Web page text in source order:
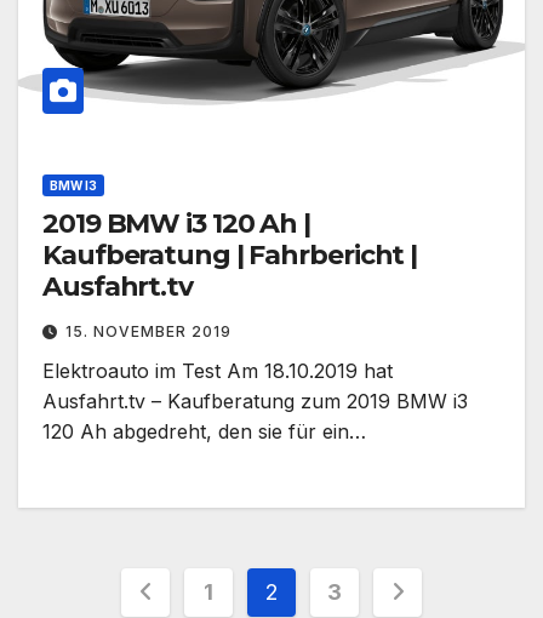
BMW I3
2019 BMW i3 120 Ah |
Kaufberatung | Fahrbericht |
Ausfahrt.tv
15. NOVEMBER 2019
Elektroauto im Test Am 18.10.2019 hat
Ausfahrt.tv – Kaufberatung zum 2019 BMW i3
120 Ah abgedreht, den sie für ein…
Seitennummerierung
1 2 3